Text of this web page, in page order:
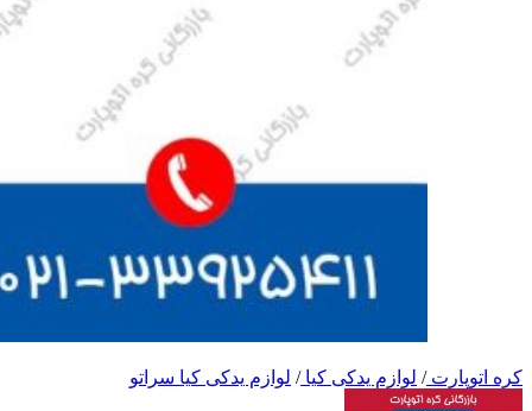
کره اتوپارت/ لوازم یدکی کیا/ لوازم یدکی کیا سراتو